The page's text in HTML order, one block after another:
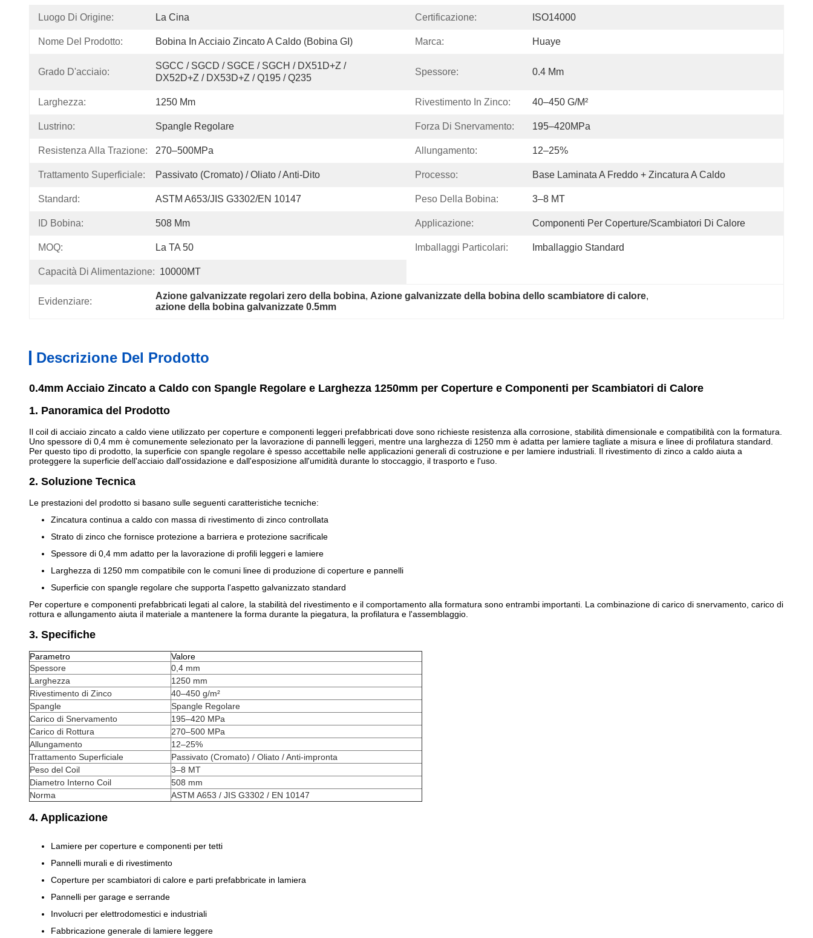
Luogo Di Origine: La Cina Certificazione: ISO14000
Nome Del Prodotto: Bobina In Acciaio Zincato A Caldo (bobina GI) Marca: Huaye
Grado D'acciaio:
SGCC / SGCD / SGCE / SGCH / DX51D+Z /
DX52D+Z / DX53D+Z / Q195 / Q235
Spessore: 0.4 Mm
Larghezza: 1250 Mm Rivestimento In Zinco: 40–450 G/m²
Lustrino: Spangle Regolare Forza Di Snervamento: 195–420MPa
Resistenza Alla Trazione: 270–500MPa Allungamento: 12–25%
Trattamento Superficiale: Passivato (cromato) / Oliato / Anti-Dito Processo: Base Laminata A Freddo + Zincatura A Caldo
Standard: ASTM A653/JIS G3302/EN 10147 Peso Della Bobina: 3–8 MT
ID Bobina: 508 Mm Applicazione: Componenti Per Coperture/scambiatori Di Calore
MOQ: La TA 50 Imballaggi Particolari: Imballaggio Standard
Capacità Di Alimentazione: 10000MT
Evidenziare:
Azione galvanizzate regolari zero della bobina, Azione galvanizzate della bobina dello scambiatore di calore,
azione della bobina galvanizzate 0.5mm
Descrizione Del Prodotto
0.4mm Acciaio Zincato a Caldo con Spangle Regolare e Larghezza 1250mm per Coperture e Componenti per Scambiatori di Calore
1. Panoramica del Prodotto
Il coil di acciaio zincato a caldo viene utilizzato per coperture e componenti leggeri prefabbricati dove sono richieste resistenza alla corrosione, stabilità dimensionale e compatibilità con la formatura.
Uno spessore di 0,4 mm è comunemente selezionato per la lavorazione di pannelli leggeri, mentre una larghezza di 1250 mm è adatta per lamiere tagliate a misura e linee di profilatura standard.
Per questo tipo di prodotto, la superficie con spangle regolare è spesso accettabile nelle applicazioni generali di costruzione e per lamiere industriali. Il rivestimento di zinco a caldo aiuta a
proteggere la superficie dell'acciaio dall'ossidazione e dall'esposizione all'umidità durante lo stoccaggio, il trasporto e l'uso.
2. Soluzione Tecnica
Le prestazioni del prodotto si basano sulle seguenti caratteristiche tecniche:
Zincatura continua a caldo con massa di rivestimento di zinco controllata
Strato di zinco che fornisce protezione a barriera e protezione sacrificale
Spessore di 0,4 mm adatto per la lavorazione di profili leggeri e lamiere
Larghezza di 1250 mm compatibile con le comuni linee di produzione di coperture e pannelli
Superficie con spangle regolare che supporta l'aspetto galvanizzato standard
Per coperture e componenti prefabbricati legati al calore, la stabilità del rivestimento e il comportamento alla formatura sono entrambi importanti. La combinazione di carico di snervamento, carico di
rottura e allungamento aiuta il materiale a mantenere la forma durante la piegatura, la profilatura e l'assemblaggio.
3. Specifiche
Parametro
Valore
Spessore
0,4 mm
Larghezza
1250 mm
Rivestimento di Zinco
40–450 g/m²
Spangle
Spangle Regolare
Carico di Snervamento
195–420 MPa
Carico di Rottura
270–500 MPa
Allungamento
12–25%
Trattamento Superficiale
Passivato (Cromato) / Oliato / Anti-impronta
Peso del Coil
3–8 MT
Diametro Interno Coil
508 mm
Norma
ASTM A653 / JIS G3302 / EN 10147
4. Applicazione
Lamiere per coperture e componenti per tetti
Pannelli murali e di rivestimento
Coperture per scambiatori di calore e parti prefabbricate in lamiera
Pannelli per garage e serrande
Involucri per elettrodomestici e industriali
Fabbricazione generale di lamiere leggere